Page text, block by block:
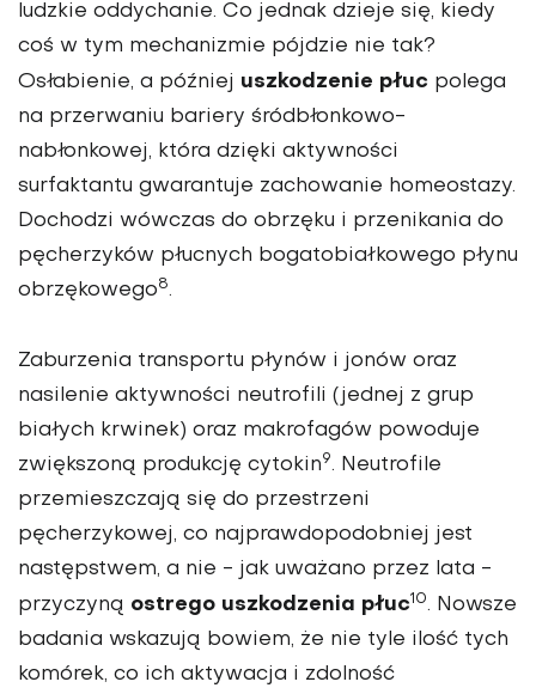
ludzkie oddychanie. Co jednak dzieje się, kiedy
coś w tym mechanizmie pójdzie nie tak?
Osłabienie, a później uszkodzenie płuc polega
na przerwaniu bariery śródbłonkowo-
nabłonkowej, która dzięki aktywności
surfaktantu gwarantuje zachowanie homeostazy.
Dochodzi wówczas do obrzęku i przenikania do
pęcherzyków płucnych bogatobiałkowego płynu
obrzękowego8.
Zaburzenia transportu płynów i jonów oraz
nasilenie aktywności neutrofili (jednej z grup
białych krwinek) oraz makrofagów powoduje
zwiększoną produkcję cytokin9. Neutrofile
przemieszczają się do przestrzeni
pęcherzykowej, co najprawdopodobniej jest
następstwem, a nie - jak uważano przez lata -
przyczyną ostrego uszkodzenia płuc10. Nowsze
badania wskazują bowiem, że nie tyle ilość tych
komórek, co ich aktywacja i zdolność